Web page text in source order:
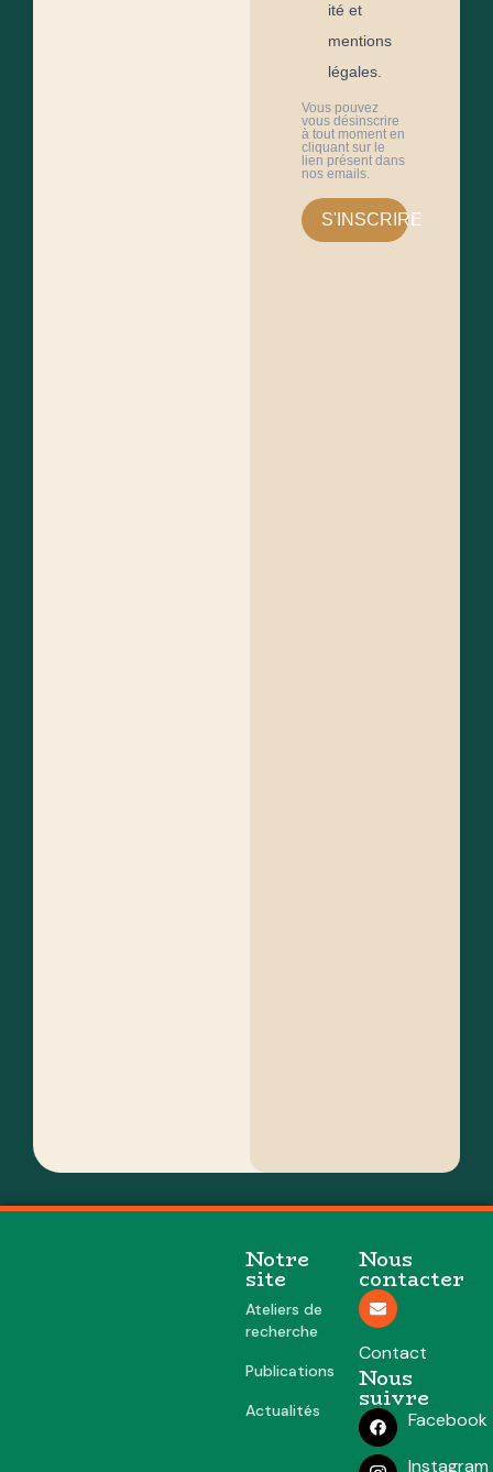
ité et
mentions
légales.
Vous pouvez
vous désinscrire
à tout moment en
cliquant sur le
lien présent dans
nos emails.
S'INSCRIRE
Notre
site
Ateliers de
recherche
Publications
Actualités
Nous
contacter
Contact
Nous
suivre
Facebook
Instagram